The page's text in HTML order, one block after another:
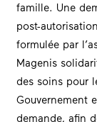
famille. Une
post-
formulée par
Magenis
des soins pour
Gouvernement
demande, afin